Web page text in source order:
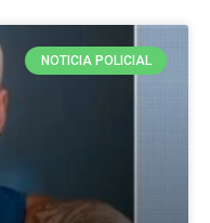
NOTICIA POLICIAL